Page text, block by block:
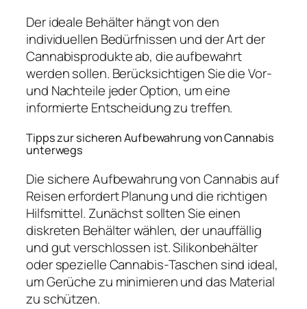
Der ideale Behälter hängt von den
individuellen Bedürfnissen und der Art der
Cannabisprodukte ab, die aufbewahrt
werden sollen. Berücksichtigen Sie die Vor-
und Nachteile jeder Option, um eine
informierte Entscheidung zu treffen.
Tipps zur sicheren Aufbewahrung von Cannabis
unterwegs
Die sichere Aufbewahrung von Cannabis auf
Reisen erfordert Planung und die richtigen
Hilfsmittel. Zunächst sollten Sie einen
diskreten Behälter wählen, der unauffällig
und gut verschlossen ist. Silikonbehälter
oder spezielle Cannabis-Taschen sind ideal,
um Gerüche zu minimieren und das Material
zu schützen.